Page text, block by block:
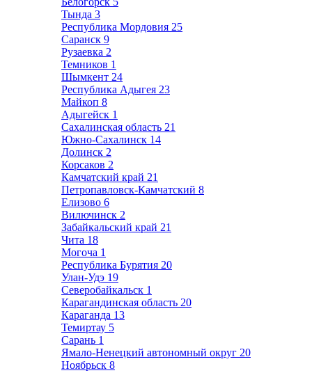
Тында 3
Республика Мордовия 25
Саранск 9
Рузаевка 2
Темников 1
Шымкент 24
Республика Адыгея 23
Майкоп 8
Адыгейск 1
Сахалинская область 21
Южно-Сахалинск 14
Долинск 2
Корсаков 2
Камчатский край 21
Петропавловск-Камчатский 8
Елизово 6
Вилючинск 2
Забайкальский край 21
Чита 18
Могоча 1
Республика Бурятия 20
Улан-Удэ 19
Северобайкальск 1
Карагандинская область 20
Караганда 13
Темиртау 5
Сарань 1
Ямало-Ненецкий автономный округ 20
Ноябрьск 8